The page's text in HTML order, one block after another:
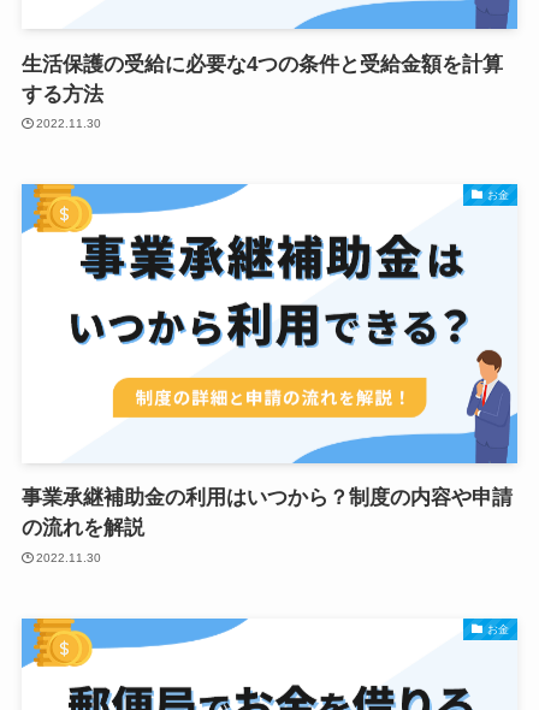
生活保護の受給に必要な4つの条件と受給金額を計算
する方法
2022.11.30
お金
事業承継補助金の利用はいつから？制度の内容や申請
の流れを解説
2022.11.30
お金